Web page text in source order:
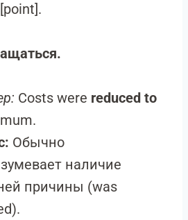
[point].
Costs were reduced to
Обычно
наличие
причины (was